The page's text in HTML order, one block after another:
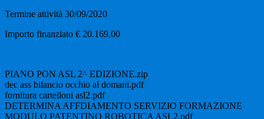
Termine attività 30/09/2020
Importo finanziato € 20.169,00
PIANO PON ASL 2^ EDIZIONE.zip
dec ass bilancio occhio al domani.pdf
fornitura cartelloni asl2.pdf
DETERMINA AFFDIAMENTO SERVIZIO FORMAZIONE
MODULO PATENTINO ROBOTICA ASL2.pdf